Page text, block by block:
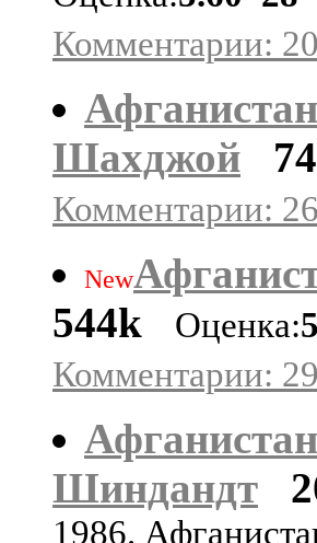
Комментарии:
Шахджой
Комментарии:
New
544k
Оценка:
Комментарии:
Шиндандт